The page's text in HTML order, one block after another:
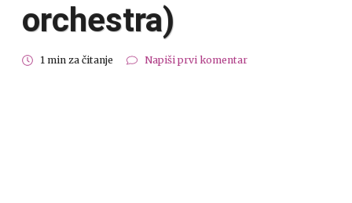
orchestra)
1 min za čitanje Napiši prvi komentar